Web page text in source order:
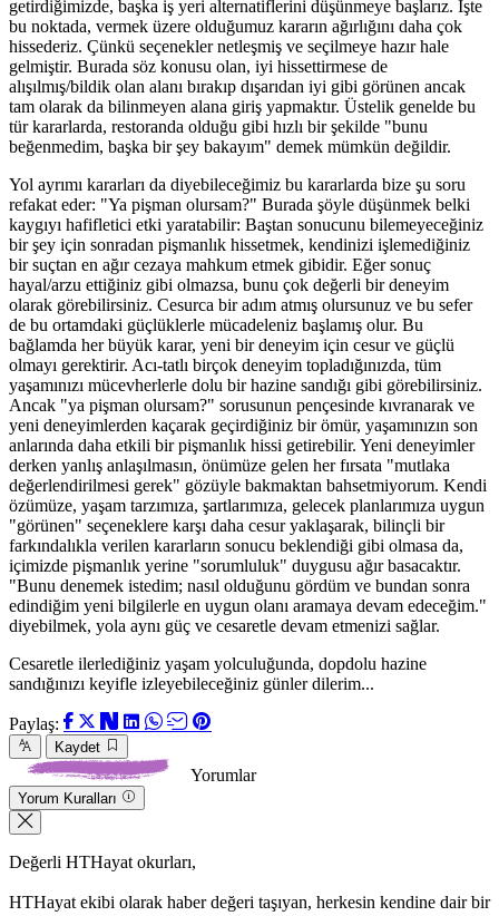
getirdiğimizde, başka iş yeri alternatiflerini düşünmeye başlarız. İşte
bu noktada, vermek üzere olduğumuz kararın ağırlığını daha çok
hissederiz. Çünkü seçenekler netleşmiş ve seçilmeye hazır hale
gelmiştir. Burada söz konusu olan, iyi hissettirmese de
alışılmış/bildik olan alanı bırakıp dışarıdan iyi gibi görünen ancak
tam olarak da bilinmeyen alana giriş yapmaktır. Üstelik genelde bu
tür kararlarda, restoranda olduğu gibi hızlı bir şekilde "bunu
beğenmedim, başka bir şey bakayım" demek mümkün değildir.
Yol ayrımı kararları da diyebileceğimiz bu kararlarda bize şu soru
refakat eder: "Ya pişman olursam?" Burada şöyle düşünmek belki
kaygıyı hafifletici etki yaratabilir: Baştan sonucunu bilemeyeceğiniz
bir şey için sonradan pişmanlık hissetmek, kendinizi işlemediğiniz
bir suçtan en ağır cezaya mahkum etmek gibidir. Eğer sonuç
hayal/arzu ettiğiniz gibi olmazsa, bunu çok değerli bir deneyim
olarak görebilirsiniz. Cesurca bir adım atmış olursunuz ve bu sefer
de bu ortamdaki güçlüklerle mücadeleniz başlamış olur. Bu
bağlamda her büyük karar, yeni bir deneyim için cesur ve güçlü
olmayı gerektirir. Acı-tatlı birçok deneyim topladığınızda, tüm
yaşamınızı mücevherlerle dolu bir hazine sandığı gibi görebilirsiniz.
Ancak "ya pişman olursam?" sorusunun pençesinde kıvranarak ve
yeni deneyimlerden kaçarak geçirdiğiniz bir ömür, yaşamınızın son
anlarında daha etkili bir pişmanlık hissi getirebilir. Yeni deneyimler
derken yanlış anlaşılmasın, önümüze gelen her fırsata "mutlaka
değerlendirilmesi gerek" gözüyle bakmaktan bahsetmiyorum. Kendi
özümüze, yaşam tarzımıza, şartlarımıza, gelecek planlarımıza uygun
"görünen" seçeneklere karşı daha cesur yaklaşarak, bilinçli bir
farkındalıkla verilen kararların sonucu beklendiği gibi olmasa da,
içimizde pişmanlık yerine "sorumluluk" duygusu ağır basacaktır.
"Bunu denemek istedim; nasıl olduğunu gördüm ve bundan sonra
edindiğim yeni bilgilerle en uygun olanı aramaya devam edeceğim."
diyebilmek, yola aynı güç ve cesaretle devam etmenizi sağlar.
Cesaretle ilerlediğiniz yaşam yolculuğunda, dopdolu hazine
sandığınızı keyifle izleyebileceğiniz günler dilerim...
Paylaş:
Kaydet
Yorumlar
Yorum Kuralları
Değerli HTHayat okurları,
HTHayat ekibi olarak haber değeri taşıyan, herkesin kendine dair bir